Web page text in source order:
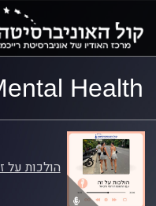
התפריט
הראשי
התוכן
הראשי
Health
הולכות על